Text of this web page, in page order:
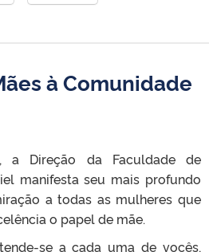
à Comunidade
a Direção da Faculdade de
manifesta seu mais profundo
a todas as mulheres que
o papel de mãe.
se a cada uma de vocês,